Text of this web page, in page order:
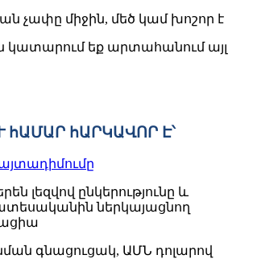
չափը միջին, մեծ կամ խոշոր է
կատարում եք արտահանում այլ
հԱՄԱՐ հԱՐԿԱՎՈՐ Է՝
լեզվով ընկերությունը և
ներկայացնող
գնացուցակ, ԱՄՆ դոլարով